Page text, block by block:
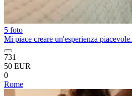
5 foto
Mi piace creare un'esperienza piacevole.
731
50 EUR
0
Rome